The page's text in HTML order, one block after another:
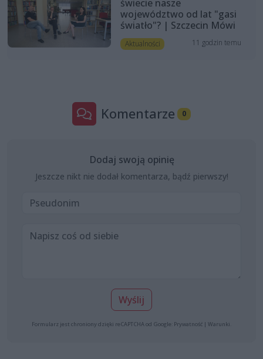
świecie nasze
województwo od lat "gasi
światło"? | Szczecin Mówi
Aktualności 11 godzin temu
Komentarze 0
Dodaj swoją opinię
Jeszcze nikt nie dodał komentarza, bądź pierwszy!
Wyślij
Formularz jest chroniony dzięki reCAPTCHA od Google: Prywatność | Warunki